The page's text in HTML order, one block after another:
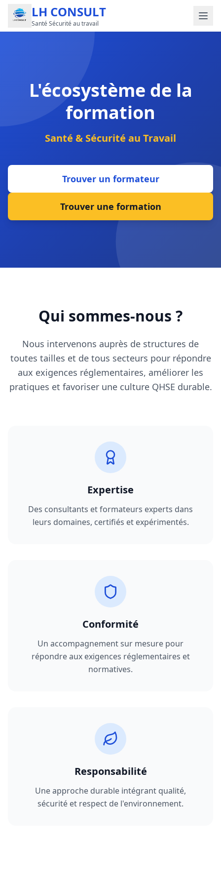
LH CONSULT
Santé Sécurité au travail
L'écosystème de la
formation
Santé & Sécurité au Travail
Trouver un formateur
Trouver une formation
Qui sommes-nous ?
Nous intervenons auprès de structures de
toutes tailles et de tous secteurs pour répondre
aux exigences réglementaires, améliorer les
pratiques et favoriser une culture QHSE durable.
Expertise
Des consultants et formateurs experts dans
leurs domaines, certifiés et expérimentés.
Conformité
Un accompagnement sur mesure pour
répondre aux exigences réglementaires et
normatives.
Responsabilité
Une approche durable intégrant qualité,
sécurité et respect de l'environnement.